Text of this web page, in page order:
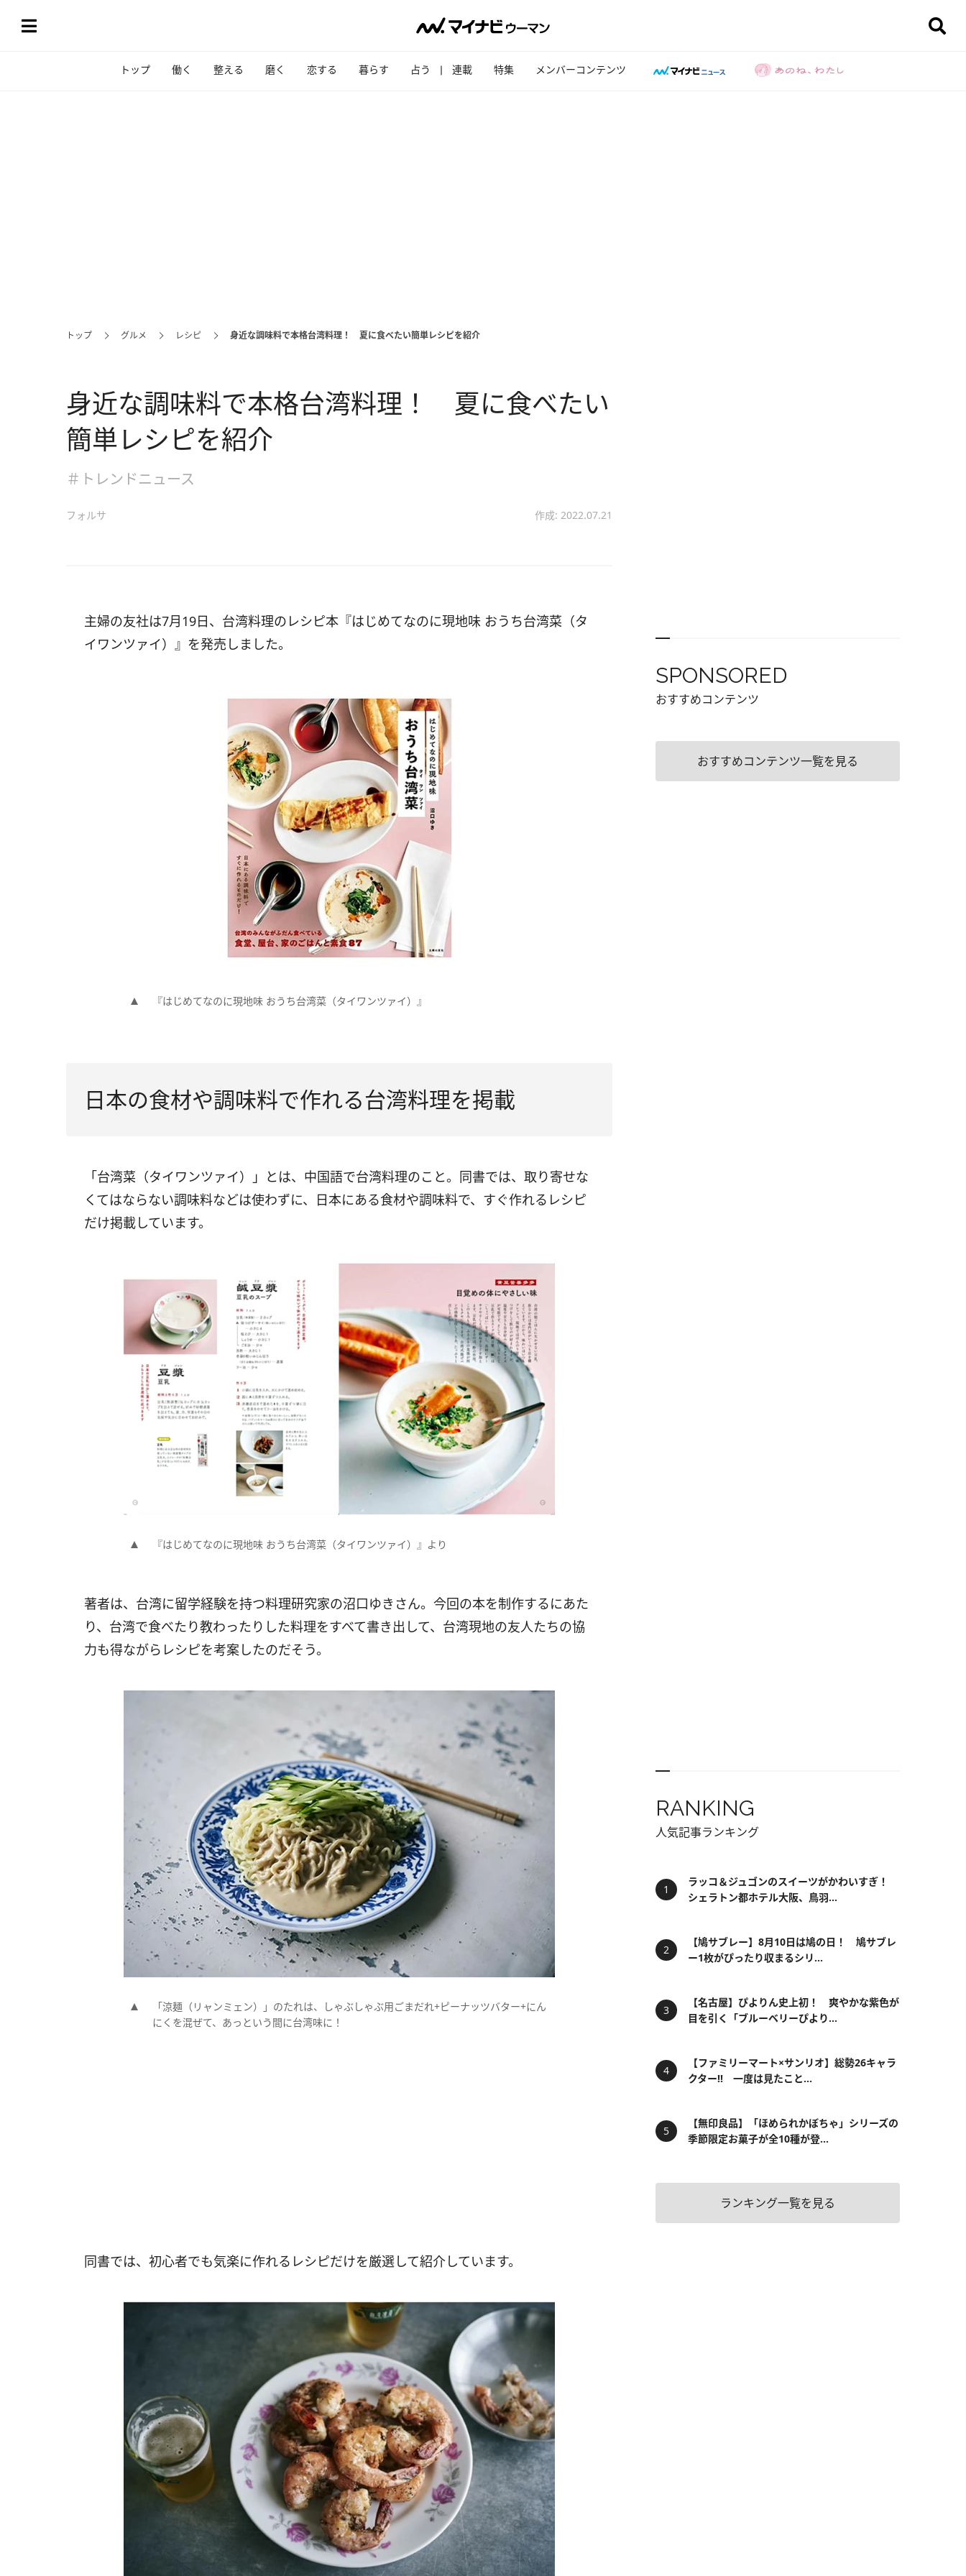
トップ 働く 整える 磨く 恋する 暮らす 占う 連載 特集 メンバーコンテンツ
トップ グルメ レシピ 身近な調味料で本格台湾料理！ 夏に食べたい簡単レシピを紹介
身近な調味料で本格台湾料理！ 夏に食べたい
簡単レシピを紹介
＃トレンドニュース
フォルサ 作成: 2022.07.21
主婦の友社は7月19日、台湾料理のレシピ本『はじめてなのに現地味 おうち台湾菜（タ
イワンツァイ）』を発売しました。
『はじめてなのに現地味 おうち台湾菜（タイワンツァイ）』
日本の食材や調味料で作れる台湾料理を掲載
「台湾菜（タイワンツァイ）」とは、中国語で台湾料理のこと。同書では、取り寄せな
くてはならない調味料などは使わずに、日本にある食材や調味料で、すぐ作れるレシピ
だけ掲載しています。
『はじめてなのに現地味 おうち台湾菜（タイワンツァイ）』より
著者は、台湾に留学経験を持つ料理研究家の沼口ゆきさん。今回の本を制作するにあた
り、台湾で食べたり教わったりした料理をすべて書き出して、台湾現地の友人たちの協
力も得ながらレシピを考案したのだそう。
「涼麺（リャンミェン）」のたれは、しゃぶしゃぶ用ごまだれ+ピーナッツバター+にん
にくを混ぜて、あっという間に台湾味に！
同書では、初心者でも気楽に作れるレシピだけを厳選して紹介しています。
SPONSORED
おすすめコンテンツ
おすすめコンテンツ一覧を見る
RANKING
人気記事ランキング
ラッコ＆ジュゴンのスイーツがかわいすぎ！
シェラトン都ホテル大阪、鳥羽...
【鳩サブレー】8月10日は鳩の日！ 鳩サブレ
ー1枚がぴったり収まるシリ...
【名古屋】ぴよりん史上初！ 爽やかな紫色が
目を引く「ブルーベリーぴより...
【ファミリーマート×サンリオ】総勢26キャラ
クター!! 一度は見たこと...
【無印良品】「ほめられかぼちゃ」シリーズの
季節限定お菓子が全10種が登...
ランキング一覧を見る